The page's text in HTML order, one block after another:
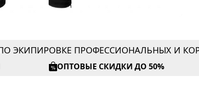
ЭКИПИРОВКЕ ПРОФЕССИОНАЛЬНЫХ И
ОПТОВЫЕ СКИДКИ ДО 50%